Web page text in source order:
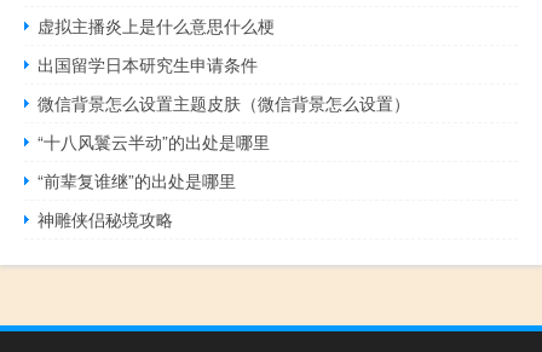
虚拟主播炎上是什么意思什么梗
出国留学日本研究生申请条件
微信背景怎么设置主题皮肤（微信背景怎么设置）
“十八风鬟云半动”的出处是哪里
“前辈复谁继”的出处是哪里
神雕侠侣秘境攻略